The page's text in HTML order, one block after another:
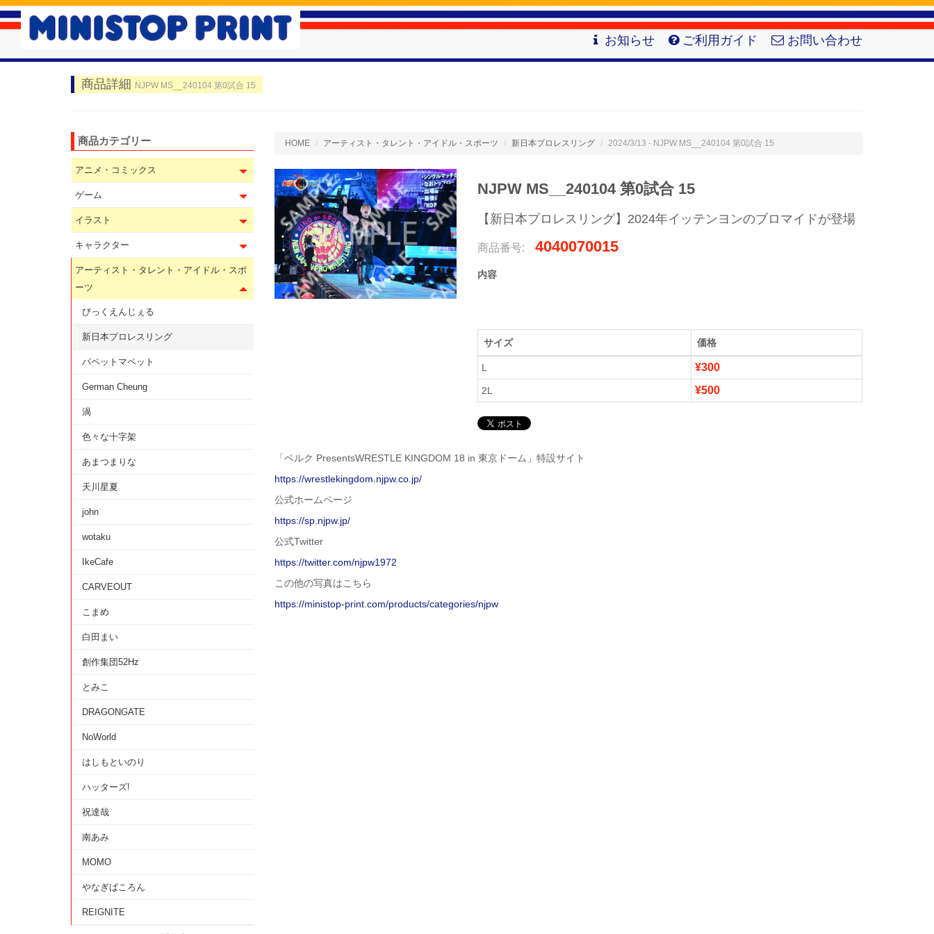
お知らせ ご利用ガイド お問い合わせ
商品詳細 NJPW MS__240104 第0試合 15
HOME アーティスト・タレント・アイドル・スポーツ 新日本プロレスリング 2024/3/13 - NJPW MS__240104 第0試合 15
NJPW MS__240104 第0試合 15
【新日本プロレスリング】2024年イッテンヨンのブロマイドが登場
商品番号: 4040070015
内容
サイズ 価格
L ¥300
2L ¥500
「ベルク PresentsWRESTLE KINGDOM 18 in 東京ドーム」特設サイト
https://wrestlekingdom.njpw.co.jp/
公式ホームページ
https://sp.njpw.jp/
公式Twitter
https://twitter.com/njpw1972
この他の写真はこちら
https://ministop-print.com/products/categories/njpw
商品カテゴリー
アニメ・コミックス
ゲーム
イラスト
キャラクター
アーティスト・タレント・アイドル・スポ
ーツ
びっくえんじぇる
新日本プロレスリング
パペットマペット
German Cheung
渦
色々な十字架
あまつまりな
天川星夏
john
wotaku
IkeCafe
CARVEOUT
こまめ
白田まい
創作集団52Hz
とみこ
DRAGONGATE
NoWorld
はしもといのり
ハッターズ!
祝達哉
南あみ
MOMO
やなぎばころん
REIGNITE